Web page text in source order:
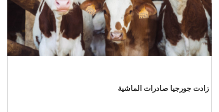
زادت جورجيا صادرات الماشية